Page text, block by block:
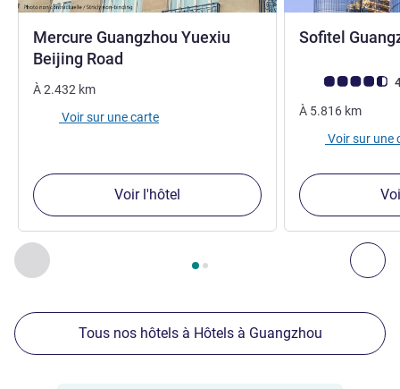
Précédent - Nos autres établissements à proximité
Page , Nos autres établissements à proximité 1 :,
Mercure Guangzhou Yuexiu
Beijing Road
À2.432 km
Voir sur une carte
Voir l'hôtel
Sofitel
Note Avis clients
À 5.816 km
Voir sur une
Tous nos hôtels à Hôtels à Guangzhou